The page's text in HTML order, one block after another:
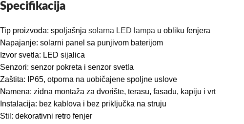
Specifikacija
Tip proizvoda: spoljašnja solarna LED lampa u obliku fenjera
Napajanje: solarni panel sa punjivom baterijom
Izvor svetla: LED sijalica
Senzori: senzor pokreta i senzor svetla
Zaštita: IP65, otporna na uobičajene spoljne uslove
Namena: zidna montaža za dvorište, terasu, fasadu, kapiju i vrt
Instalacija: bez kablova i bez priključka na struju
Stil: dekorativni retro fenjer